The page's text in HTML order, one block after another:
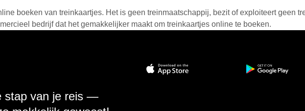
boeken van treinkaartjes. Het is geen treinmaatschappij, bezit of exploiteert geen
bedrijf dat het gemakkelijker maakt om treinkaartjes online te boeken.
stap van je reis —